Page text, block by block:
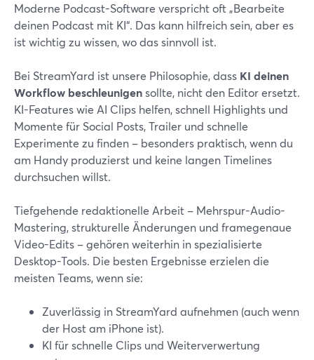
Moderne Podcast-Software verspricht oft „Bearbeite
deinen Podcast mit KI“. Das kann hilfreich sein, aber es
ist wichtig zu wissen, wo das sinnvoll ist.
Bei StreamYard ist unsere Philosophie, dass KI deinen
Workflow beschleunigensollte, nicht den Editor ersetzt.
KI-Features wie AI Clips helfen, schnell Highlights und
Momente für Social Posts, Trailer und schnelle
Experimente zu finden – besonders praktisch, wenn du
am Handy produzierst und keine langen Timelines
durchsuchen willst.
Tiefgehende redaktionelle Arbeit – Mehrspur-Audio-
Mastering, strukturelle Änderungen und framegenaue
Video-Edits – gehören weiterhin in spezialisierte
Desktop-Tools. Die besten Ergebnisse erzielen die
meisten Teams, wenn sie:
Zuverlässig in StreamYard aufnehmen (auch wenn
der Host am iPhone ist).
KI für schnelle Clips und Weiterverwertung